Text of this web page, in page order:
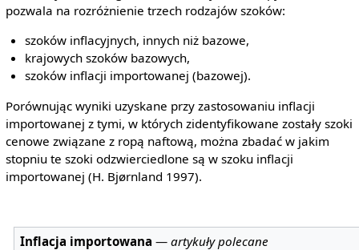
pozwala na rozróżnienie trzech rodzajów szoków:
szoków inflacyjnych, innych niż bazowe,
krajowych szoków bazowych,
szoków inflacji importowanej (bazowej).
Porównując wyniki uzyskane przy zastosowaniu inflacji
importowanej z tymi, w których zidentyfikowane zostały szoki
cenowe związane z ropą naftową, można zbadać w jakim
stopniu te szoki odzwierciedlone są w szoku inflacji
importowanej (H. Bjørnland 1997).
Inflacja importowana —artykuły polecane